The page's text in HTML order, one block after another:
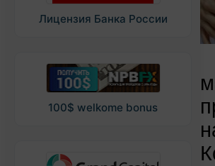
Лицензия Банка России
100$ welkome bonus